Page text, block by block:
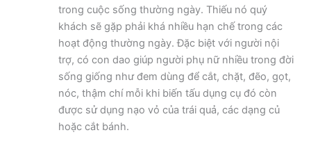
trong cuộc sống thường ngày. Thiếu nó quý
khách sẽ gặp phải khá nhiều hạn chế trong các
hoạt động thường ngày. Đặc biệt với người nội
trợ, có con dao giúp người phụ nữ nhiều trong đời
sống giống như đem dùng để cắt, chặt, đẽo, gọt,
nóc, thậm chí mỗi khi biến tấu dụng cụ đó còn
được sử dụng nạo vỏ của trái quả, các dạng củ
hoặc cắt bánh.